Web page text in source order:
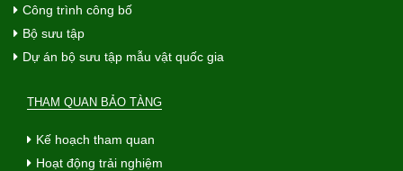
Công trình công bố
Bộ sưu tập
Dự án bộ sưu tập mẫu vật quốc gia
THAM QUAN BẢO TÀNG
Kế hoạch tham quan
Hoạt động trải nghiệm